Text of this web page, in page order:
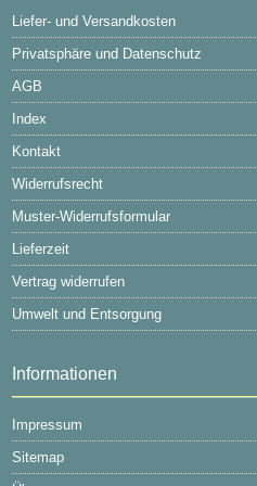
Liefer- und Versandkosten
Privatsphäre und Datenschutz
AGB
Index
Kontakt
Widerrufsrecht
Muster-Widerrufsformular
Lieferzeit
Vertrag widerrufen
Umwelt und Entsorgung
Informationen
Impressum
Sitemap